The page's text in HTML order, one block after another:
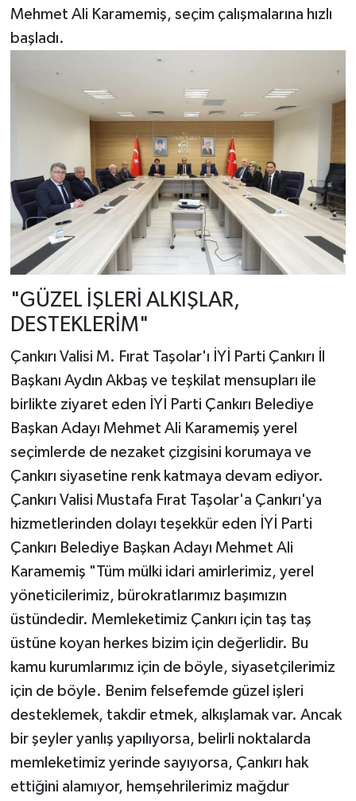
Mehmet Ali Karamemiş, seçim çalışmalarına hızlı
başladı.
"GÜZEL İŞLERİ ALKIŞLAR,
DESTEKLERİM"
Çankırı Valisi M. Fırat Taşolar'ı İYİ Parti Çankırı İl
Başkanı Aydın Akbaş ve teşkilat mensupları ile
birlikte ziyaret eden İYİ Parti Çankırı Belediye
Başkan Adayı Mehmet Ali Karamemiş yerel
seçimlerde de nezaket çizgisini korumaya ve
Çankırı siyasetine renk katmaya devam ediyor.
Çankırı Valisi Mustafa Fırat Taşolar'a Çankırı'ya
hizmetlerinden dolayı teşekkür eden İYİ Parti
Çankırı Belediye Başkan Adayı Mehmet Ali
Karamemiş "Tüm mülki idari amirlerimiz, yerel
yöneticilerimiz, bürokratlarımız başımızın
üstündedir. Memleketimiz Çankırı için taş taş
üstüne koyan herkes bizim için değerlidir. Bu
kamu kurumlarımız için de böyle, siyasetçilerimiz
için de böyle. Benim felsefemde güzel işleri
desteklemek, takdir etmek, alkışlamak var. Ancak
bir şeyler yanlış yapılıyorsa, belirli noktalarda
memleketimiz yerinde sayıyorsa, Çankırı hak
ettiğini alamıyor, hemşehrilerimiz mağdur